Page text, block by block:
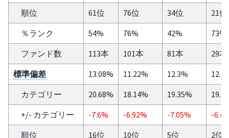
順位
61位 76位 34位
21位
％ランク
54% 76% 42%
73%
ファンド数
113本 101本 81本
29本
標準偏差
13.08% 11.22% 12.3%
カテゴリー
20.68% 18.14% 19.35%
+/- カテゴリー
-7.6% -6.92% -7.05%
-
順位
16位 10位 5位
2位